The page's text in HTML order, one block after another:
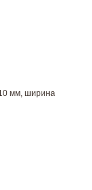
мм, ширина